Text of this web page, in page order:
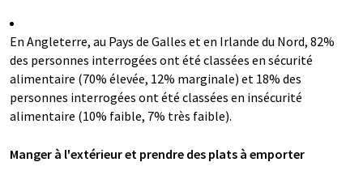
En Angleterre, au Pays de Galles et en Irlande du Nord, 82%
des personnes interrogées ont été classées en sécurité
alimentaire (70% élevée, 12% marginale) et 18% des
personnes interrogées ont été classées en insécurité
alimentaire (10% faible, 7% très faible).
Manger à l'extérieur et prendre des plats à emporter